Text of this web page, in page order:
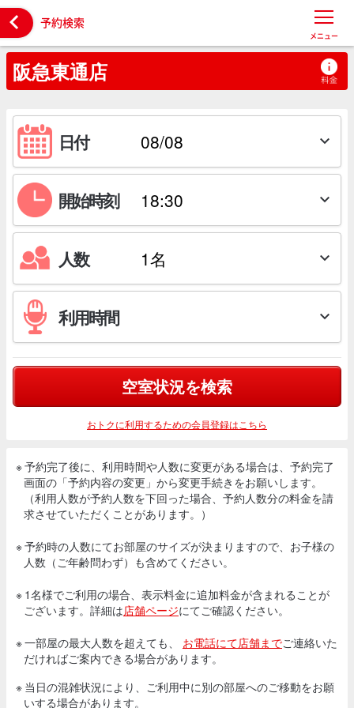
 予約検索
メニュー
阪急東通店
日付 
開始時刻 
人数 
利用時間 
空室状況を検索
おトクに利用するための会員登録はこちら
※ 予約完了後に、利用時間や人数に変更がある場合は、予約完了
画面の「予約内容の変更」から変更手続きをお願いします。
（利用人数が予約人数を下回った場合、予約人数分の料金を請
求させていただくことがあります。）
※ 予約時の人数にてお部屋のサイズが決まりますので、お子様の
人数（ご年齢問わず）も含めてください。
※ 1名様でご利用の場合、表示料金に追加料金が含まれることが
ございます。詳細は店舗ページにてご確認ください。
※ 一部屋の最大人数を超えても、 お電話にて店舗までご連絡いた
だければご案内できる場合があります。
※ 当日の混雑状況により、ご利用中に別の部屋へのご移動をお願
いする場合があります。